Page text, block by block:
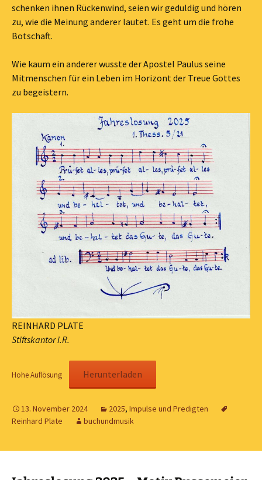
schenken ihnen Rückenwind, seien wir geduldig und hören
zu, wie die Meinung anderer lautet. Es geht um die frohe
Botschaft.
Wie kaum ein anderer wusste der Apostel Paulus seine
Mitmenschen für ein Leben im Horizont der Treue Gottes
zu begeistern.
REINHARD PLATE
Stiftskantor i.R.
Hohe Auflösung Herunterladen
13. November 2024 2025, Impulse und Predigten
Reinhard Plate
buchundmusik